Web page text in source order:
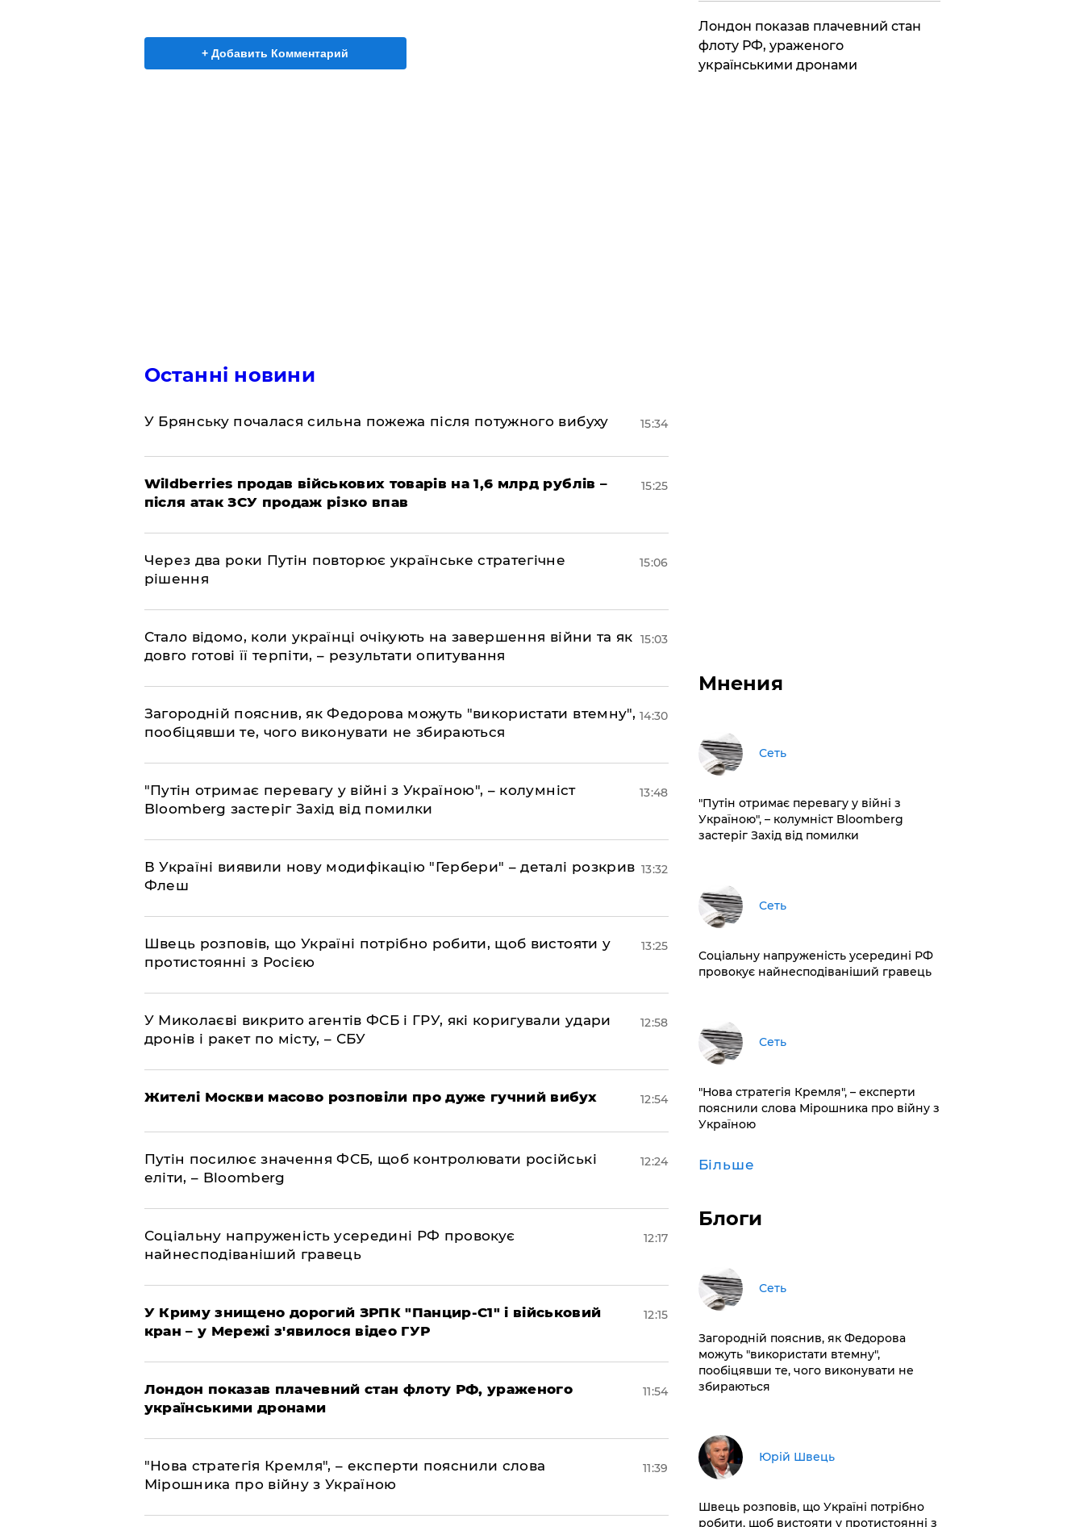
+ Добавить Комментарий
Останні новини
У Брянську почалася сильна пожежа після потужного вибуху 15:34
Wildberries продав військових товарів на 1,6 млрд рублів –
після атак ЗСУ продаж різко впав
15:25
Через два роки Путін повторює українське стратегічне
рішення
15:06
Стало відомо, коли українці очікують на завершення війни та як
довго готові її терпіти, – результати опитування
15:03
Загородній пояснив, як Федорова можуть "використати втемну",
пообіцявши те, чого виконувати не збираються
14:30
"Путін отримає перевагу у війні з Україною", – колумніст
Bloomberg застеріг Захід від помилки
13:48
В Україні виявили нову модифікацію "Гербери" – деталі розкрив
Флеш
13:32
Швець розповів, що Україні потрібно робити, щоб вистояти у
протистоянні з Росією
13:25
У Миколаєві викрито агентів ФСБ і ГРУ, які коригували удари
дронів і ракет по місту, – СБУ
12:58
Жителі Москви масово розповіли про дуже гучний вибух 12:54
Путін посилює значення ФСБ, щоб контролювати російські
еліти, – Bloomberg
12:24
Соціальну напруженість усередині РФ провокує
найнесподіваніший гравець
12:17
У Криму знищено дорогий ЗРПК "Панцир-С1" і військовий
кран – у Мережі з'явилося відео ГУР
12:15
Лондон показав плачевний стан флоту РФ, ураженого
українськими дронами
11:54
"Нова стратегія Кремля", – експерти пояснили слова
Мірошника про війну з Україною
11:39
Лондон показав плачевний стан
флоту РФ, ураженого
українськими дронами
Мнения
Сеть
"Путін отримає перевагу у війні з
Україною", – колумніст Bloomberg
застеріг Захід від помилки
Сеть
Соціальну напруженість усередині РФ
провокує найнесподіваніший гравець
Сеть
"Нова стратегія Кремля", – експерти
пояснили слова Мірошника про війну з
Україною
Більше
Блоги
Сеть
Загородній пояснив, як Федорова
можуть "використати втемну",
пообіцявши те, чого виконувати не
збираються
Юрій Швець
Швець розповів, що Україні потрібно
робити, щоб вистояти у протистоянні з